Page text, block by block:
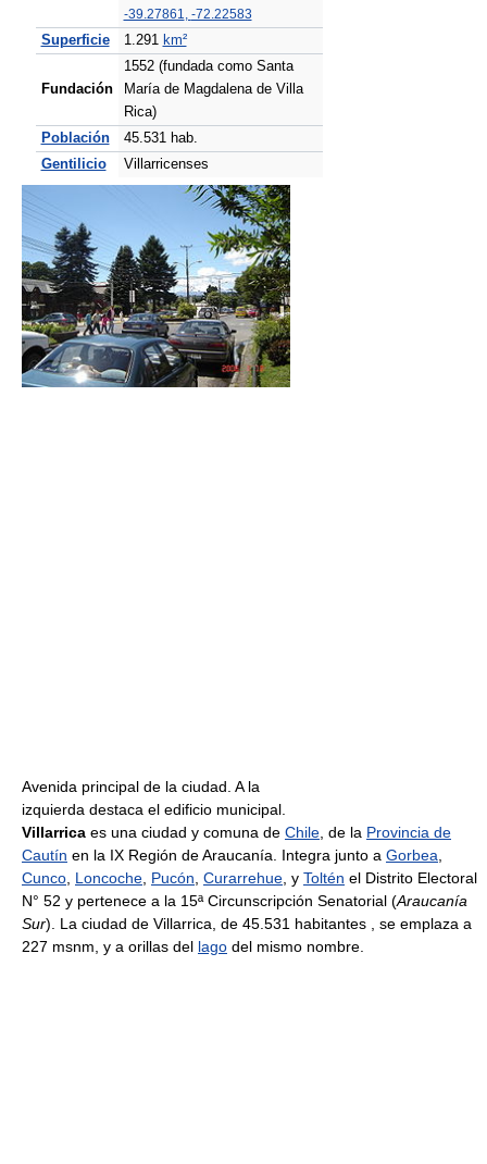
-39.27861, -72.22583
Superficie
1.291 km²
Fundación
1552 (fundada como Santa
María de Magdalena de Villa
Rica)
Población
45.531 hab.
Gentilicio
Villarricenses
Avenida principal de la ciudad. A la
izquierda destaca el edificio municipal.
Villarrica es una ciudad y comuna de Chile , de la Provincia de
Cautín en la IX Región de Araucanía. Integra junto a Gorbea
Cunco Loncoche Pucón Curarrehue , y Toltén el Distrito Electoral
N° 52 y pertenece a la 15ª Circunscripción Senatorial (Araucanía
Sur). La ciudad de Villarrica, de 45.531 habitantes , se emplaza a
227 msnm, y a orillas del lago del mismo nombre.